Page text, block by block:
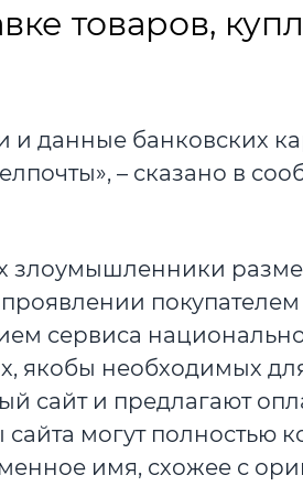
товаров,
данные банковских
– сказано в
злоумышленники
сервиса
якобы необходимых
сайт и предлагают
могут полностью
имя, схожее с